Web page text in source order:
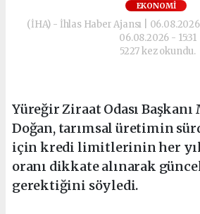
EKONOMI
(İHA) - İhlas Haber Ajansı |
06.08.2026 - 15:31
5227 kez okundu.
Yüreğir Ziraat Odası
Doğan, tarımsal üretimin
için kredi limitlerinin her
oranı dikkate alınarak
gerektiğini söyledi.